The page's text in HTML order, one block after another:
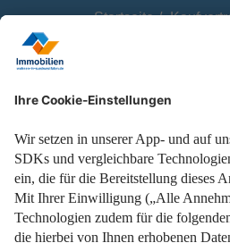
Startseite
Was im Vertrag stehen muss,
wie man gut vorbereitet ist.
Weiterlesen